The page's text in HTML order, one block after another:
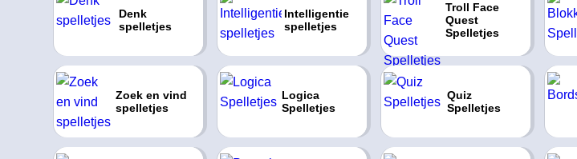
Denk
spelletjes
Intelligentie
spelletjes
Troll Face
Quest
Spelletjes
Zoek en vind
spelletjes
Logica
Spelletjes
Quiz
Spelletjes